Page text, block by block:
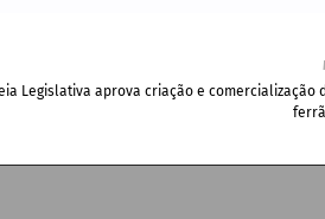
Legislativa aprova criação e comercialização